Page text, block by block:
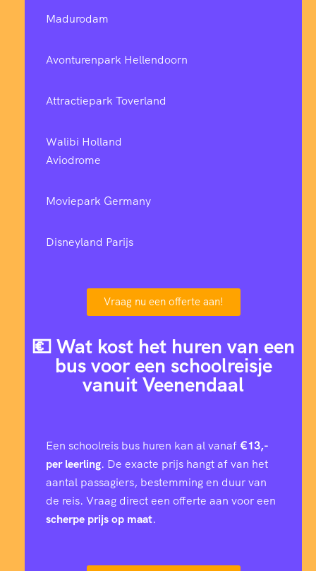
Madurodam
Avonturenpark Hellendoorn
Attractiepark Toverland
Walibi Holland
Aviodrome
Moviepark Germany
Disneyland Parijs
Vraag nu een offerte aan!
💶 Wat kost het huren van een
bus voor een schoolreisje
vanuit Veenendaal
Een schoolreis bus huren kan al vanaf€13,-
per leerling. De exacte prijs hangt af van het
aantal passagiers, bestemming en duur van
de reis. Vraag direct een offerte aan voor een
scherpe prijs op maat.